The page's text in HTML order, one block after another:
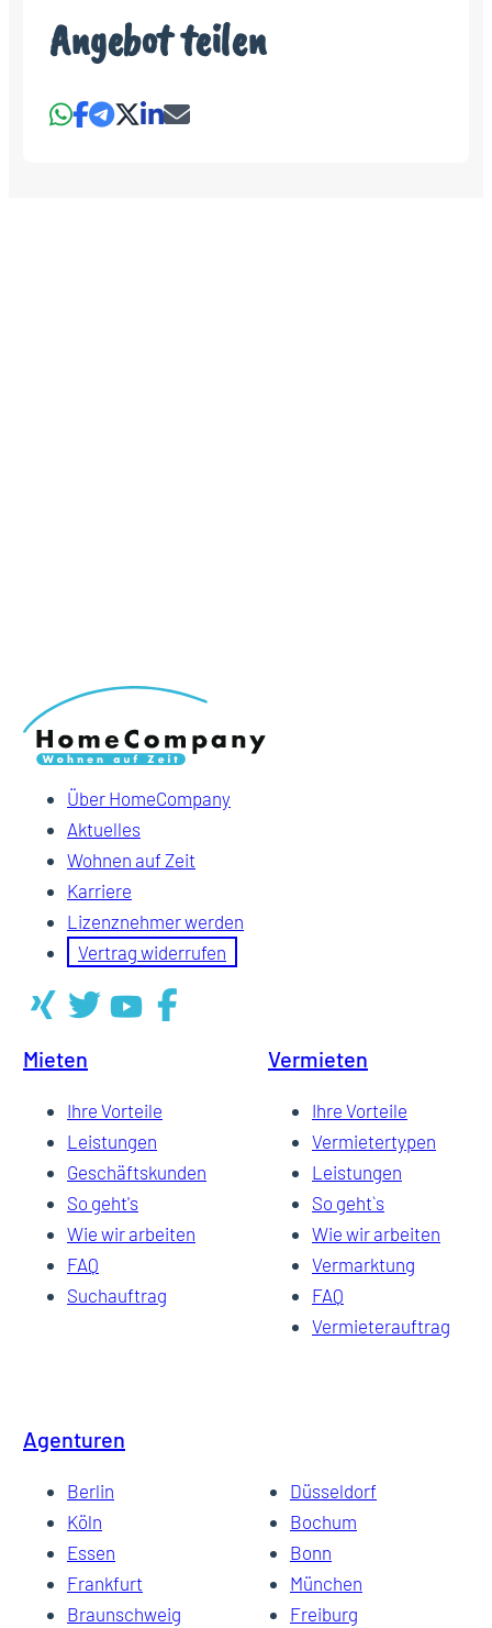
Angebot teilen
Über HomeCompany
Aktuelles
Wohnen auf Zeit
Karriere
Lizenznehmer werden
Vertrag widerrufen
Mieten
Ihre Vorteile
Leistungen
Geschäftskunden
So geht's
Wie wir arbeiten
FAQ
Suchauftrag
Vermieten
Ihre Vorteile
Vermietertypen
Leistungen
So geht`s
Wie wir arbeiten
Vermarktung
FAQ
Vermieterauftrag
Agenturen
Berlin
Düsseldorf
Köln
Bochum
Essen
Bonn
Frankfurt
München
Braunschweig
Freiburg